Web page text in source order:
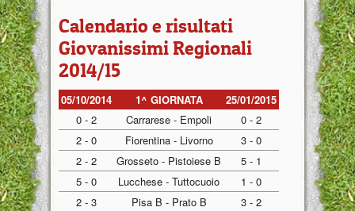
Calendario e risultati
Giovanissimi Regionali
2014/15
05/10/2014 1^ GIORNATA
25/01/2015
0 - 2
Carrarese - Empoli
0 - 2
2 - 0
Fiorentina - Livorno
3 - 0
2 - 2
Grosseto - Pistoiese B
5 - 1
5 - 0
Lucchese - Tuttocuoio
1 - 0
2 - 3
Pisa B - Prato B
3 - 2